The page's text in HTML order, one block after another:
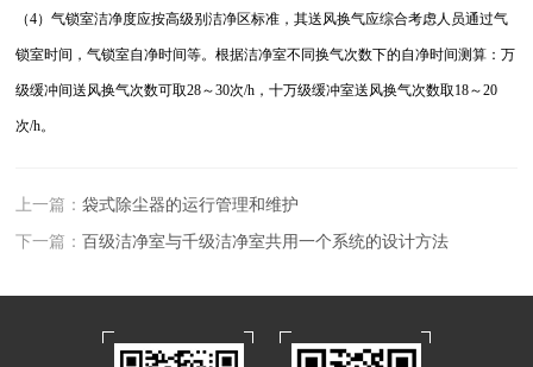
（4）气锁室洁净度应按高级别洁净区标准，其送风换气应综合考虑人员通过气
锁室时间，气锁室自净时间等。根据洁净室不同换气次数下的自净时间测算：万
级缓冲间送风换气次数可取28～30次/h，十万级缓冲室送风换气次数取18～20
次/h。
上一篇：袋式除尘器的运行管理和维护
下一篇：百级洁净室与千级洁净室共用一个系统的设计方法